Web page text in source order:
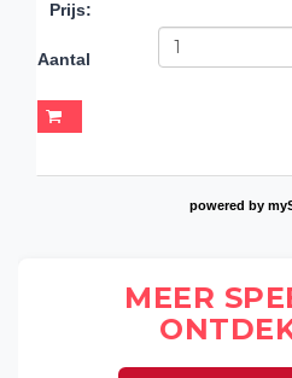
Prijs:
Aantal
powered by
MEER